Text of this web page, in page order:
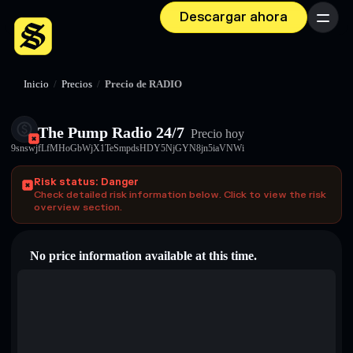
Descargar ahora Menú
Inicio / Precios / Precio de RADIO
The Pump Radio 24/7 Precio hoy
9snswjfLfMHoGbWjX1TeSmpdsHDY5NjGYN8jn5iaVNWi
Risk status: Danger
Check detailed risk information below. Click to view the risk
overview section.
No price information available at this time.